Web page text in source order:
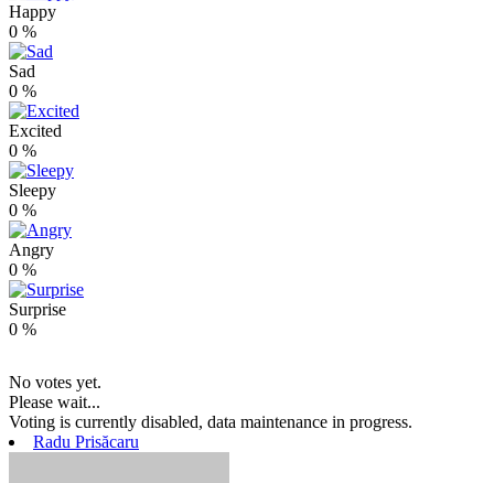
Happy
0 %
Sad
0 %
Excited
0 %
Sleepy
0 %
Angry
0 %
Surprise
0 %
No votes yet.
Please wait...
Voting is currently disabled, data maintenance in progress.
Radu Prisăcaru